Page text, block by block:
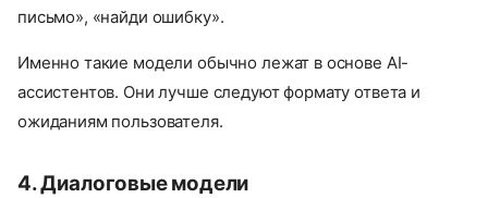
письмо», «найди ошибку».
Именно такие модели обычно лежат в основе AI-
ассистентов. Они лучше следуют формату ответа и
ожиданиям пользователя.
4. Диалоговые модели